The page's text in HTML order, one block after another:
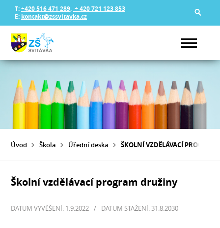
T:+420 516 471 289, + 420 721 123 853
E: kontakt@zssvitavka.cz
Úvod Škola Úřední deska ŠKOLNÍ VZDĚLÁVACÍ
Školní vzdělávací program družiny
DATUM VYVĚŠENÍ: 1.9.2022 / DATUM STAŽENÍ: 31.8.2030